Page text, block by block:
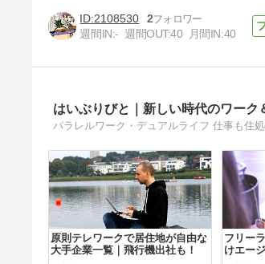
2025年スタートダッシュキャンペ
ーン
2108530
2
週間IN:- 週間OUT:40 月間IN:40
はいぶりびと｜新しい時代のワーク
パラレルワーク・デュアルライフ 仕事も住
原則テレワークで居住地が自由な
大手企業一覧｜飛行機出社も！
フリー
けエー